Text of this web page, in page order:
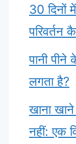
30 दिनों
परिवर्तन
पानी पीने
लगता है?
खाना खाने
नहीं: एक